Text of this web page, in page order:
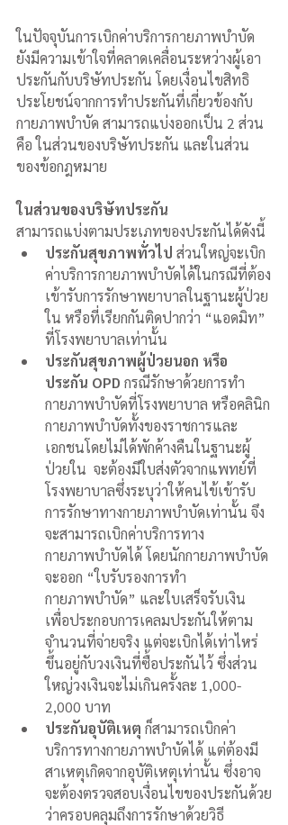
ในปัจจุบันการเบิกค่าบริการกายภาพบำบัด
ยังมีความเข้าใจที่คลาดเคลื่อนระหว่างผู้เอา
ประกันกับบริษัทประกัน โดยเงื่อนไขสิทธิ
ประโยชน์จากการทำประกันที่เกี่ยวข้องกับ
กายภาพบำบัด สามารถแบ่งออกเป็น 2 ส่วน
คือ ในส่วนของบริษัทประกัน และในส่วน
ของข้อกฎหมาย
ในส่วนของบริษัทประกัน
สามารถแบ่งตามประเภทของประกันได้ดังนี้
ประกันสุขภาพทั่วไป ส่วนใหญ่จะเบิก
ค่าบริการกายภาพบำบัดได้ในกรณีที่ต้อง
เข้ารับการรักษาพยาบาลในฐานะผู้ป่วย
ใน หรือที่เรียกกันติดปากว่า “แอดมิท”
ที่โรงพยาบาลเท่านั้น
ประกันสุขภาพผู้ป่วยนอก หรือ
ประกัน OPD กรณีรักษาด้วยการทำ
กายภาพบำบัดที่โรงพยาบาล หรือคลินิก
กายภาพบำบัดทั้งของราชการและ
เอกชนโดยไม่ได้พักค้างคืนในฐานะผู้
ป่วยใน  จะต้องมีใบส่งตัวจากแพทย์ที่
โรงพยาบาลซึ่งระบุว่าให้คนไข้เข้ารับ
การรักษาทางกายภาพบำบัดเท่านั้น จึง
จะสามารถเบิกค่าบริการทาง
กายภาพบำบัดได้ โดยนักกายภาพบำบัด
จะออก “ใบรับรองการทำ
กายภาพบำบัด” และใบเสร็จรับเงิน
เพื่อประกอบการเคลมประกันให้ตาม
จำนวนที่จ่ายจริง แต่จะเบิกได้เท่าไหร่
ขึ้นอยู่กับวงเงินที่ซื้อประกันไว้ ซึ่งส่วน
ใหญ่วงเงินจะไม่เกินครั้งละ 1,000-
2,000 บาท
ประกันอุบัติเหตุ ก็สามารถเบิกค่า
บริการทางกายภาพบำบัดได้ แต่ต้องมี
สาเหตุเกิดจากอุบัติเหตุเท่านั้น ซึ่งอาจ
จะต้องตรวจสอบเงื่อนไขของประกันด้วย
ว่าครอบคลุมถึงการรักษาด้วยวิธี